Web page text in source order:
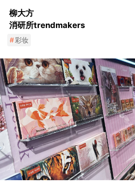
柳大方
消研所trendmakers
#彩妆